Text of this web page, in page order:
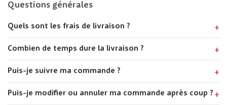
Questions générales
Quels sont les frais de livraison ?
Combien de temps dure la livraison ?
Puis-je suivre ma commande ?
Puis-je modifier ou annuler ma commande après coup ?